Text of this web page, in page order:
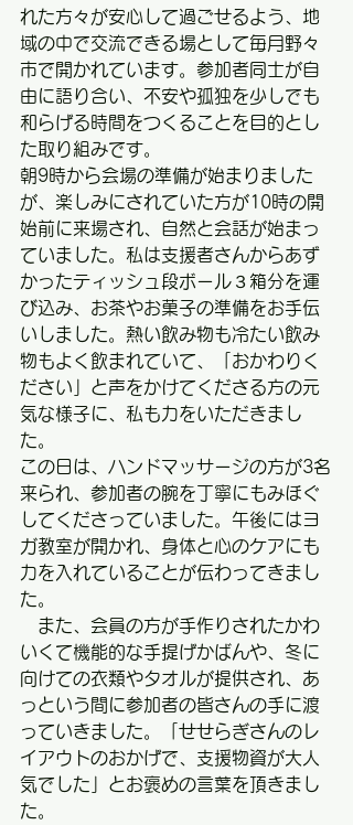
れた方々が安心して過ごせるよう、地
域の中で交流できる場として毎月野々
市で開かれています。参加者同士が自
由に語り合い、不安や孤独を少しでも
和らげる時間をつくることを目的とし
た取り組みです。
朝9時から会場の準備が始まりました
が、楽しみにされていた方が10時の開
始前に来場され、自然と会話が始まっ
ていました。私は支援者さんからあず
かったティッシュ段ボール３箱分を運
び込み、お茶やお菓子の準備をお手伝
いしました。熱い飲み物も冷たい飲み
物もよく飲まれていて、「おかわりく
ださい」と声をかけてくださる方の元
気な様子に、私も力をいただきまし
た。
この日は、ハンドマッサージの方が3名
来られ、参加者の腕を丁寧にもみほぐ
してくださっていました。午後にはヨ
ガ教室が開かれ、身体と心のケアにも
力を入れていることが伝わってきまし
た。
また、会員の方が手作りされたかわ
いくて機能的な手提げかばんや、冬に
向けての衣類やタオルが提供され、あ
っという間に参加者の皆さんの手に渡
っていきました。「せせらぎさんのレ
イアウトのおかげで、支援物資が大人
気でした」とお褒めの言葉を頂きまし
た。